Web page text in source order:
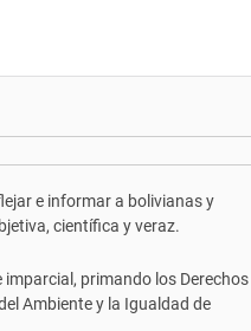
e informar a bolivianas y
científica y veraz.
primando los Derechos
Ambiente y la Igualdad de